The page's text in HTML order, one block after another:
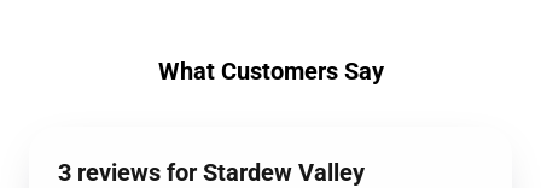
What Customers Say
3 reviews for Stardew Valley